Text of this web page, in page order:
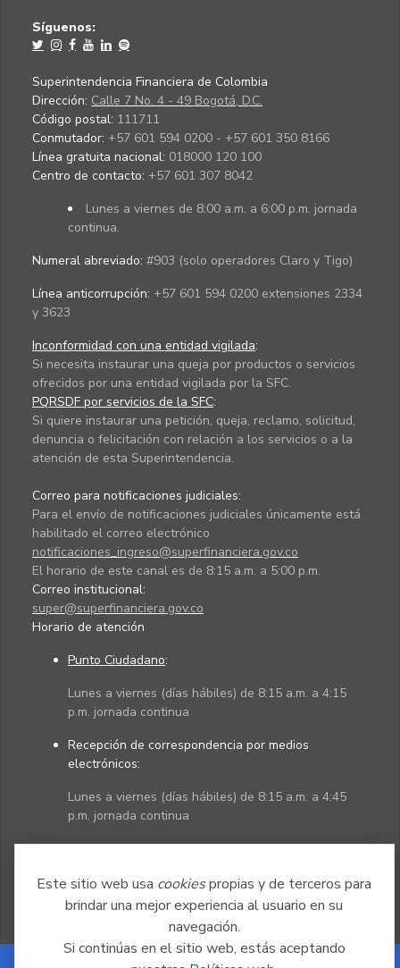
Este sitio web usa cookiespropias y de terceros para
brindar una mejor experiencia al usuario en su
navegación.
Si continúas en el sitio web, estás aceptando
Síguenos:
Superintendencia Financiera de Colombia
Dirección: Calle 7 No. 4 - 49 Bogotá, D.C.
Código postal: 111711
Conmutador: +57 601 594 0200 - +57 601 350 8166
Línea gratuita nacional: 018000 120 100
Centro de contacto: +57 601 307 8042
Lunes a viernes de 8:00 a.m. a 6:00 p.m. jornada
continua.
Numeral abreviado: #903 (solo operadores Claro y Tigo)
Línea anticorrupción: +57 601 594 0200 extensiones 2334
y 3623
Inconformidad con una entidad vigilada:
Si necesita instaurar una queja por productos o servicios
ofrecidos por una entidad vigilada por la SFC.
PQRSDF por servicios de la SFC:
Si quiere instaurar una petición, queja, reclamo, solicitud,
denuncia o felicitación con relación a los servicios o a la
atención de esta Superintendencia.
Correo para notificaciones judiciales:
Para el envío de notificaciones judiciales únicamente está
habilitado el correo electrónico
notificaciones_ingreso@superfinanciera.gov.co
El horario de este canal es de 8:15 a.m. a 5:00 p.m.
Correo institucional:
super@superfinanciera.gov.co
Horario de atención
Punto Ciudadano:
Lunes a viernes (días hábiles) de 8:15 a.m. a 4:15
p.m. jornada continua
Recepción de correspondencia por medios
electrónicos:
Lunes a viernes (días hábiles) de 8:15 a.m. a 4:45
p.m. jornada continua